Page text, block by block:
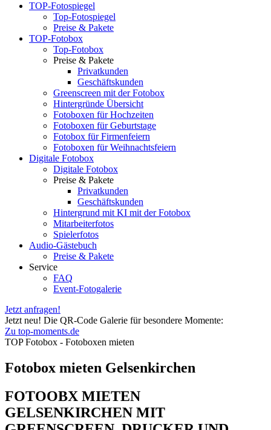
TOP-Fotospiegel
Top-Fotospiegel
Preise & Pakete
TOP-Fotobox
Top-Fotobox
Preise & Pakete
Privatkunden
Geschäftskunden
Greenscreen mit der Fotobox
Hintergründe Übersicht
Fotoboxen für Hochzeiten
Fotoboxen für Geburtstage
Fotobox für Firmenfeiern
Fotoboxen für Weihnachtsfeiern
Digitale Fotobox
Digitale Fotobox
Preise & Pakete
Privatkunden
Geschäftskunden
Hintergrund mit KI mit der Fotobox
Mitarbeiterfotos
Spielerfotos
Audio-Gästebuch
Preise & Pakete
Service
FAQ
Event-Fotogalerie
Jetzt anfragen!
Jetzt neu! Die QR-Code Galerie für besondere Momente:
Zu top-moments.de
TOP Fotobox - Fotoboxen mieten
Fotobox mieten Gelsenkirchen
FOTOOBX MIETEN
GELSENKIRCHEN MIT